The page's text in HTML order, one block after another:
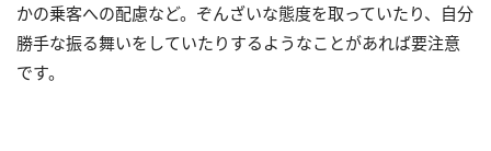
かの乗客への配慮など。ぞんざいな態度を取っていたり、自分
勝手な振る舞いをしていたりするようなことがあれば要注意
です。